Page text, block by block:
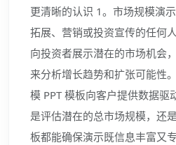
更清晰的认识 1。市场规模演
拓展、营销或投资宣传的任何
向投资者展示潜在的市场机会
来分析增长趋势和扩张可能性
模 PPT 模板向客户提供数据驱
是评估潜在的总市场规模，还
板都能确保演示既信息丰富又